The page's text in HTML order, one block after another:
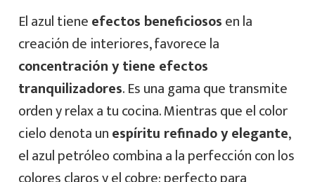
El azul tieneefectos beneficiososen la
creación de interiores, favorece la
concentración y tiene efectos
tranquilizadores. Es una gama que transmite
orden y relax a tu cocina. Mientras que el color
cielo denota unespíritu refinado y elegante,
el azul petróleo combina a la perfección con los